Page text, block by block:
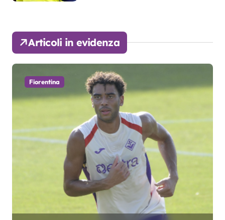
Articoli in evidenza
Fiorentina